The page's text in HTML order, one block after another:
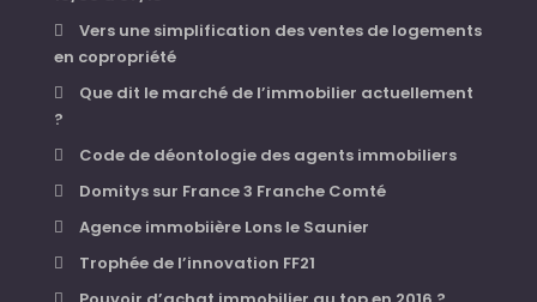
Vers une simplification des ventes de logements
en copropriété
Que dit le marché de l’immobilier actuellement
?
Code de déontologie des agents immobiliers
Domitys sur France 3 Franche Comté
Agence immobiière Lons le Saunier
Trophée de l’innovation FF21